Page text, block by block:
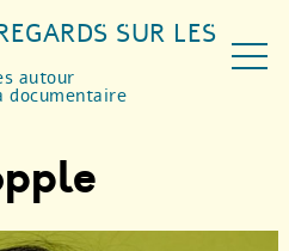
SUR LES
autour
documentaire